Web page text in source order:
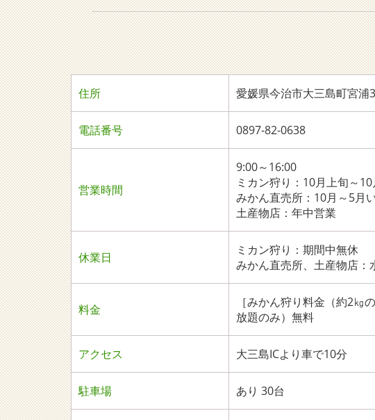
住所 愛媛県今治市大三島町宮浦
電話番号 0897-82-0638
営業時間
9:00～16:00
ミカン狩り：10月上旬～
みかん直売所：10月～5月
土産物店：年中営業
休業日
ミカン狩り：期間中無休
みかん直売所、土産物店：
料金
［みかん狩り料金（約2
放題のみ）無料
アクセス 大三島ICより車で10分
駐車場 あり 30台